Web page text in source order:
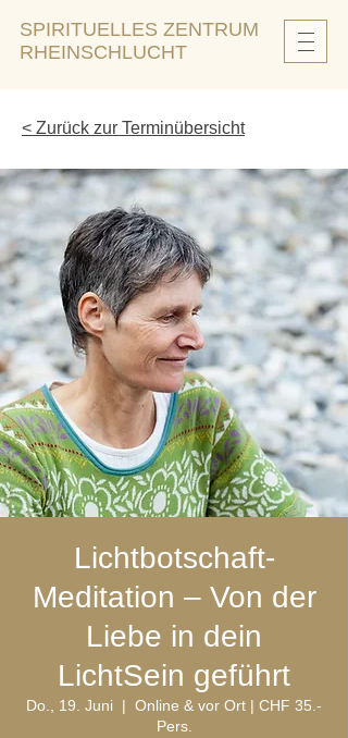
SPIRITUELLES ZENTRUM
RHEINSCHLUCHT
< Zurück zur Terminübersicht
Lichtbotschaft-
Meditation – Von der
Liebe in dein
LichtSein geführt
Do., 19. Juni
  |
Online & vor Ort | CHF 35.-
Pers.